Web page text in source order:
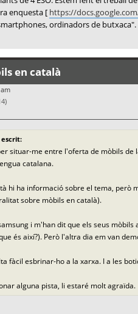
enquesta [ https://
ordinadors de butxaca".
en català
situar-me entre l'oferta de mòbils de
catalana.
hi ha informació sobre el tema, però
sobre mòbils en català).
i m'han dit que els seus
és així?). Però l'altra dia em van
fàcil esbrinar-ho a la xarxa. I a les
alguna pista, li estaré molt agraïda.